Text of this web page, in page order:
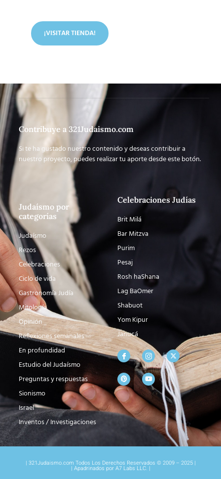
¡VISITAR TIENDA!
Contribuye a 321Judaismo.com
Si te ha gustado nuestro contenido y deseas contribuir a
nuestro proyecto, puedes realizar tu aporte desde este botón.
Judaísmo por
categorías
Judaísmo
Rezos
Celebraciones
Ciclo de vida
Gastronomía Judía
Mitología
Opinión
Reflexiones semanales
En profundidad
Estudio del Judaísmo
Preguntas y respuestas
Sionismo
Israel
Inventos / Investigaciones
Celebraciones Judías
Brit Milá
Bar Mitzva
Purim
Pesaj
Rosh haShana
Lag BaOmer
Shabuot
Yom Kipur
Janucá
| 321Judaismo.com Todos Los Derechos Reservados © 2009 – 2025 |
| Apadrinados por A7 Labs LLC. |